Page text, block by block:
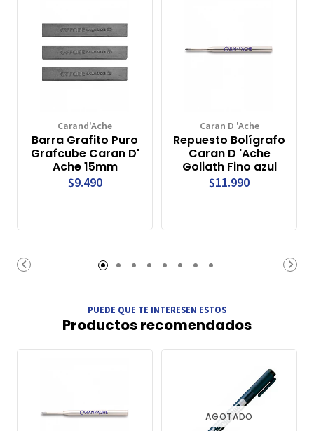
Carand'Ache
Barra Grafito Puro
Grafcube Caran D'
Ache 15mm
$9.490
Caran D 'Ache
Repuesto Bolígrafo
Caran D 'Ache
Goliath Fino azul
$11.990
PUEDE QUE TE INTERESEN ESTOS
Productos recomendados
AGOTADO